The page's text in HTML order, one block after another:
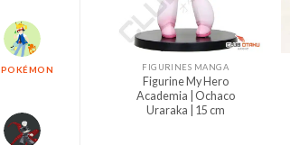
POKÉMON
être
choisies
sur
la
page
du
FIGURINES MANGA
Figurine My Hero
Academia | Ochaco
Uraraka | 15 cm